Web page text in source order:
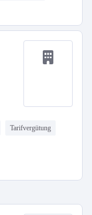
Tarifvergütung